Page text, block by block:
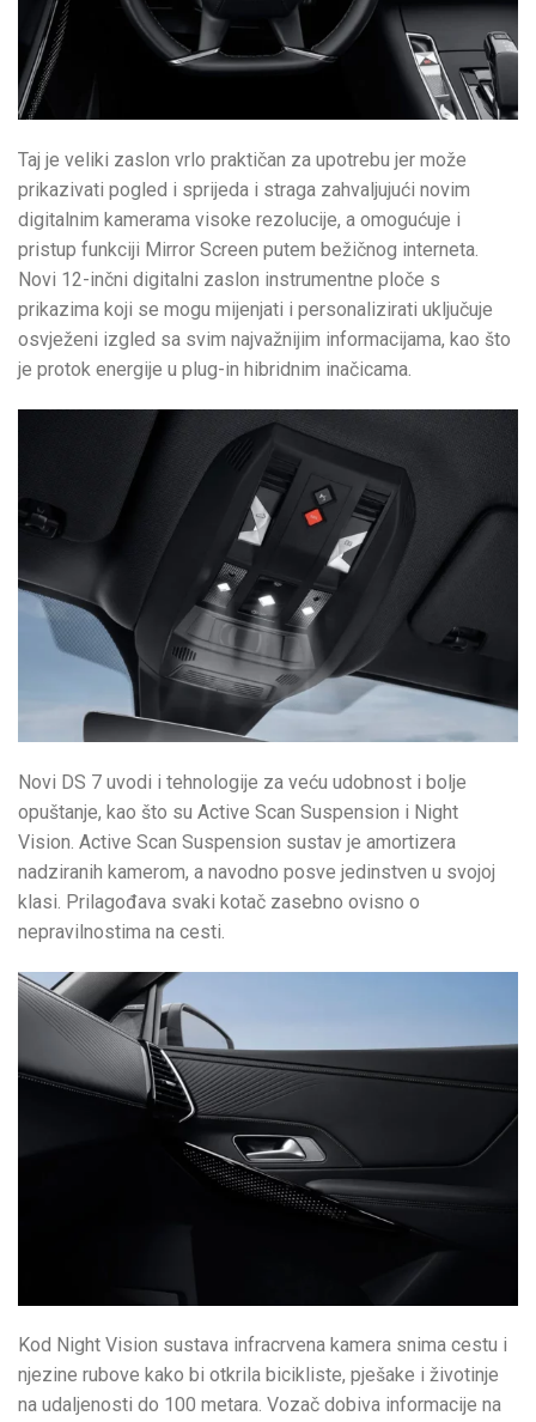
Taj je veliki zaslon vrlo praktičan za upotrebu jer može
prikazivati pogled i sprijeda i straga zahvaljujući novim
digitalnim kamerama visoke rezolucije, a omogućuje i
pristup funkciji Mirror Screen putem bežičnog interneta.
Novi 12-inčni digitalni zaslon instrumentne ploče s
prikazima koji se mogu mijenjati i personalizirati uključuje
osvježeni izgled sa svim najvažnijim informacijama, kao što
je protok energije u plug-in hibridnim inačicama.
Novi DS 7 uvodi i tehnologije za veću udobnost i bolje
opuštanje, kao što su Active Scan Suspension i Night
Vision. Active Scan Suspension sustav je amortizera
nadziranih kamerom, a navodno posve jedinstven u svojoj
klasi. Prilagođava svaki kotač zasebno ovisno o
nepravilnostima na cesti.
Kod Night Vision sustava infracrvena kamera snima cestu i
njezine rubove kako bi otkrila bicikliste, pješake i životinje
na udaljenosti do 100 metara. Vozač dobiva informacije na